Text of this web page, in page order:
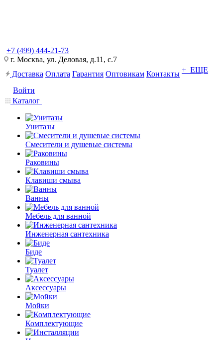
+7 (499) 444-21-73
г. Москва, ул. Деловая, д.11, с.7
Доставка Оплата Гарантия Оптовикам Контакты + ЕЩЕ
Войти
Каталог
Унитазы
Смесители и душевые системы
Раковины
Клавиши смыва
Ванны
Мебель для ванной
Инженерная сантехника
Биде
Туалет
Аксессуары
Мойки
Комплектующие